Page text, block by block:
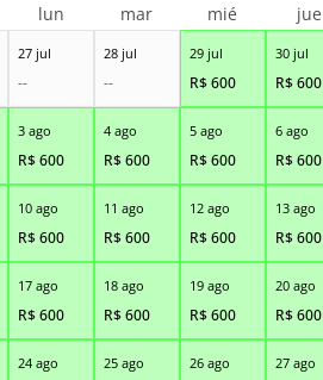
27 jul
--
28 jul
--
29 jul
R$600
30 jul
R$600
3 ago
R$600
4 ago
R$600
5 ago
R$600
6 ago
R$600
10 ago
R$600
11 ago
R$600
12 ago
R$600
13 ago
R$600
17 ago
R$600
18 ago
R$600
19 ago
R$600
20 ago
R$600
24 ago 25 ago 26 ago 27 ago
lun mar mié jue